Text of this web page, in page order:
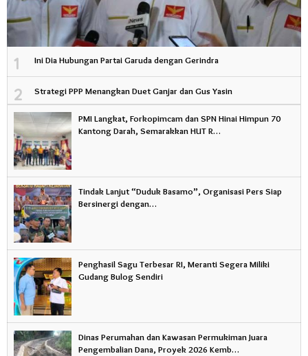
1 Ini Dia Hubungan Partai Garuda dengan Gerindra
2 Strategi PPP Menangkan Duet Ganjar dan Gus Yasin
PMI Langkat, Forkopimcam dan SPN Hinai Himpun 70
Kantong Darah, Semarakkan HUT R…
Tindak Lanjut “Duduk Basamo”, Organisasi Pers Siap
Bersinergi dengan…
Penghasil Sagu Terbesar RI, Meranti Segera Miliki
Gudang Bulog Sendiri
Dinas Perumahan dan Kawasan Permukiman Juara
Pengembalian Dana, Proyek 2026 Kemb…